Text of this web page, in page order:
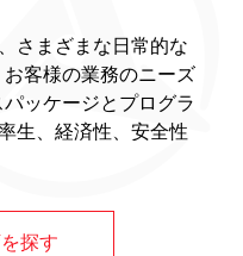
さまざまな日常的な
客様の業務のニーズ
ッケージとプログラ
生、経済性、安全性
探す